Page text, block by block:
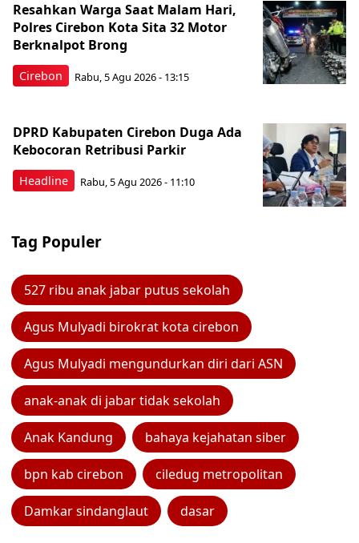
Cirebon
Resahkan Warga Saat Malam Hari,
Polres Cirebon Kota Sita 32 Motor
Berknalpot Brong
Rabu, 5 Agu 2026 - 13:15
Headline
DPRD Kabupaten Cirebon Duga Ada
Kebocoran Retribusi Parkir
Rabu, 5 Agu 2026 - 11:10
Tag Populer
527 ribu anak jabar putus sekolah
Agus Mulyadi birokrat kota cirebon
Agus Mulyadi mengundurkan diri dari ASN
anak-anak di jabar tidak sekolah
Anak Kandung bahaya kejahatan siber
bpn kab cirebon ciledug metropolitan
Damkar sindanglaut dasar